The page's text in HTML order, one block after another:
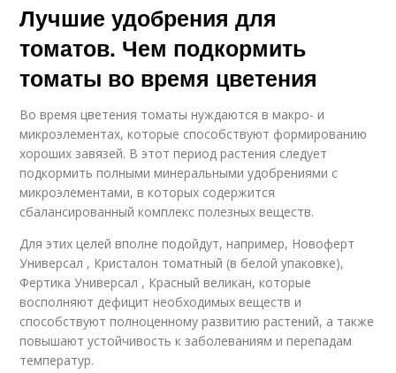
Лучшие удобрения для
томатов. Чем подкормить
томаты во время цветения
Во время цветения томаты нуждаются в макро- и
микроэлементах, которые способствуют формированию
хороших завязей. В этот период растения следует
подкормить полными минеральными удобрениями с
микроэлементами, в которых содержится
сбалансированный комплекс полезных веществ.
Для этих целей вполне подойдут, например, Новоферт
Универсал , Кристалон томатный (в белой упаковке),
Фертика Универсал , Красный великан, которые
восполняют дефицит необходимых веществ и
способствуют полноценному развитию растений, а также
повышают устойчивость к заболеваниям и перепадам
температур.